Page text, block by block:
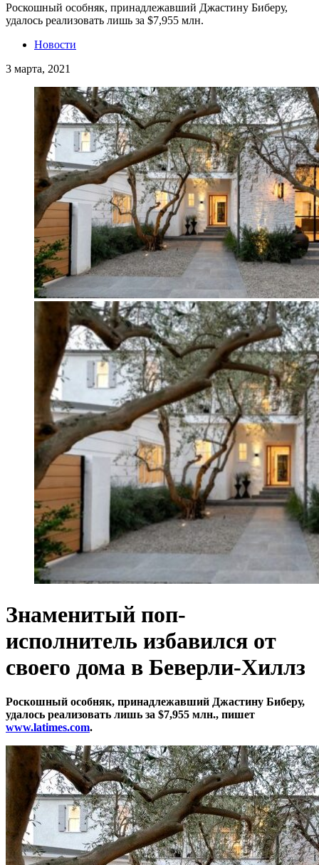
Роскошный особняк, принадлежавший Джастину Биберу,
удалось реализовать лишь за $7,955 млн.
Новости
3 марта, 2021
Знаменитый поп-
исполнитель избавился от
своего дома в Беверли-Хиллз
Роскошный особняк, принадлежавший Джастину Биберу,
удалось реализовать лишь за $7,955 млн., пишет
www.latimes.com.